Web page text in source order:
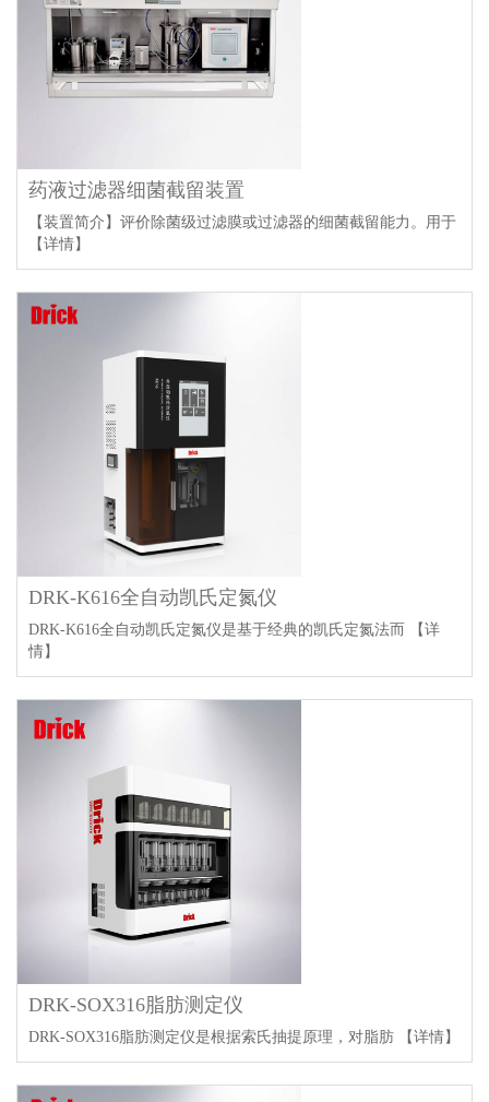
药液过滤器细菌截留装置
【装置简介】评价除菌级过滤膜或过滤器的细菌截留能力。用于
【详情】
DRK-K616全自动凯氏定氮仪
DRK-K616全自动凯氏定氮仪是基于经典的凯氏定氮法而
【详
情】
DRK-SOX316脂肪测定仪
DRK-SOX316脂肪测定仪是根据索氏抽提原理，对脂肪 【详情】